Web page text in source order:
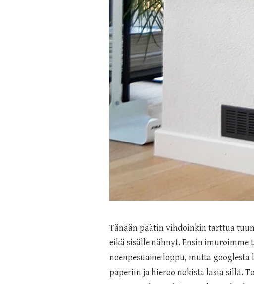
Tänään päätin vihdoinkin tarttua
eikä sisälle nähnyt. Ensin
noenpesuaine loppu, mutta
paperiin ja hieroo nokista lasia sillä.